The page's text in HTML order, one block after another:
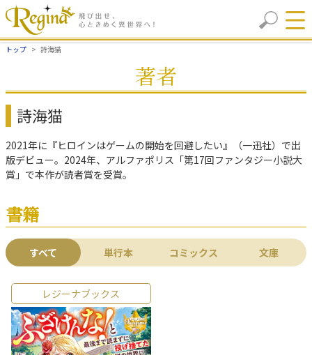
トップ 詩海猫
著者
詩海猫
2021年に『ヒロインはゲームの開始を回避したい』（一迅社）で出
版デビュー。2024年、アルファポリス「第17回ファンタジー小説大
賞」で本作が読者賞を受賞。
書籍
すべて 単行本 コミックス 文庫
レジーナブックス